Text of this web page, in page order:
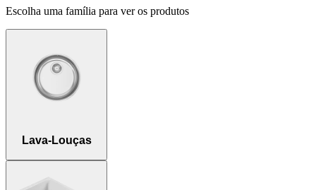
Escolha uma família para ver os produtos
Lava-Louças